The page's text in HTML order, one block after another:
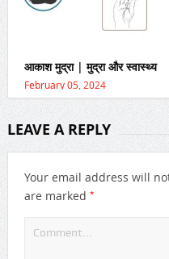
आकाश मुद्रा | मुद्रा और स्वास्थ्य
February 05, 2024
LEAVE A REPLY
Your email address will
are marked *